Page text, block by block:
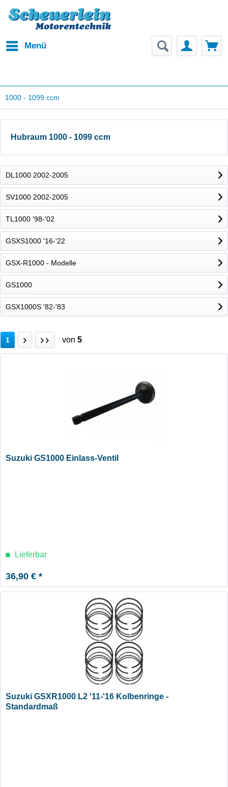
Menü
1000 - 1099 ccm
Hubraum 1000 - 1099 ccm
DL1000 2002-2005
SV1000 2002-2005
TL1000 '98-'02
GSXS1000 '16-'22
GSX-R1000 - Modelle
GS1000
GSX1000S '82-'83
1 von 5
Suzuki GS1000 Einlass-Ventil
Lieferbar
36,90 € *
Suzuki GSXR1000 L2 '11-'16 Kolbenringe -
Standardmaß